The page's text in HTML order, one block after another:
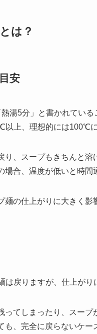
は？
安
湯5分」と書かれている
上、理想的には100℃
、スープもきちんと溶
合、温度が低いと時間
の仕上がりに大きく影
戻りますが、仕上がり
てしまったり、スープ
、完全に戻らないケー